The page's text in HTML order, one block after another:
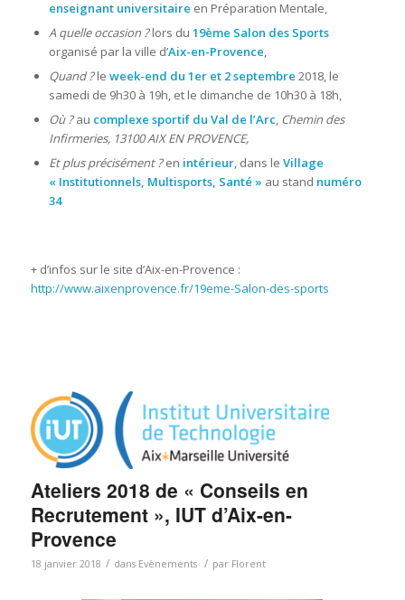
enseignant universitaire en Préparation Mentale,
A quelle occasion ?lors du 19ème Salon des Sports
organisé par la ville d’Aix-en-Provence,
Quand ?le week-end du 1er et 2 septembre 2018, le
samedi de 9h30 à 19h, et le dimanche de 10h30 à 18h,
Où ?au complexe sportif du Val de l’Arc,Chemin des
Infirmeries, 13100 AIX EN PROVENCE,
Et plus précisément ?en intérieur, dans le Village
« Institutionnels, Multisports, Santé » au stand numéro
34
+ d’infos sur le site d’Aix-en-Provence :
http://www.aixenprovence.fr/19eme-Salon-des-sports
Ateliers 2018 de « Conseils en
Recrutement », IUT d’Aix-en-
Provence
18 janvier 2018 / dans Evènements / par Florent